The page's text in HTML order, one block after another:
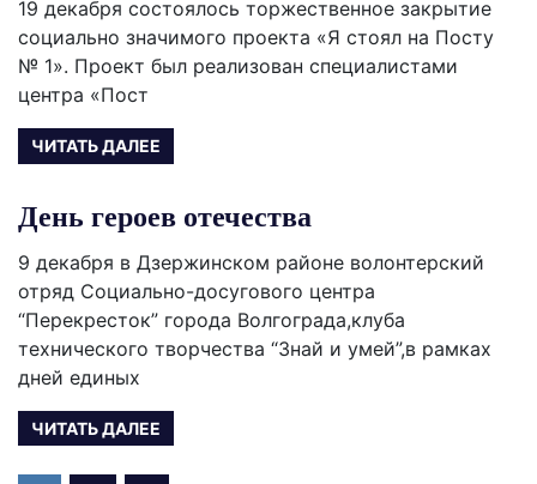
19 декабря состоялось торжественное закрытие
социально значимого проекта «Я стоял на Посту
№ 1». Проект был реализован специалистами
центра «Пост
ЧИТАТЬ ДАЛЕЕ
День героев отечества
9 декабря в Дзержинском районе волонтерский
отряд Социально-досугового центра
“Перекресток” города Волгограда,клуба
технического творчества “Знай и умей”,в рамках
дней единых
ЧИТАТЬ ДАЛЕЕ